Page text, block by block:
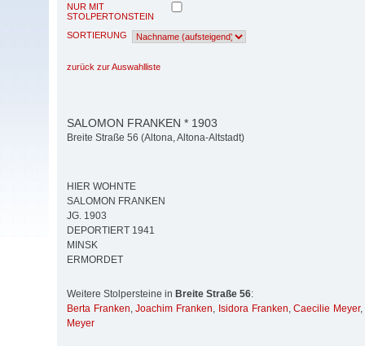
NUR MIT
STOLPERTONSTEIN
SORTIERUNG
zurück zur Auswahlliste
SALOMON FRANKEN * 1903
Breite Straße 56 (Altona, Altona-Altstadt)
HIER WOHNTE
SALOMON FRANKEN
JG. 1903
DEPORTIERT 1941
MINSK
ERMORDET
Weitere Stolpersteine in Breite Straße 56:
Berta Franken,Joachim Franken, Isidora Franken,Caecilie Meyer,
Meyer